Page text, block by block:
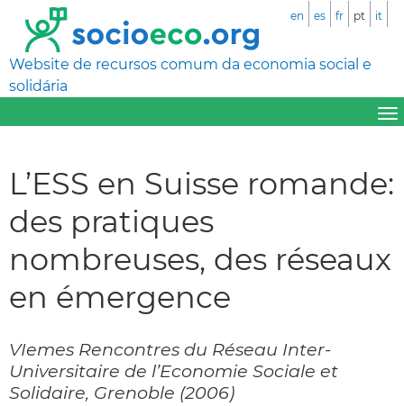
Website de recursos comum da economia social e
solidária
en es fr pt it
L’ESS en Suisse romande:
des pratiques
nombreuses, des réseaux
en émergence
VIemes Rencontres du Réseau Inter-
Universitaire de l’Economie Sociale et
Solidaire, Grenoble (2006)